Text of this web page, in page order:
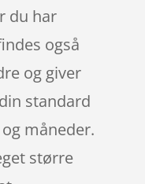
du har
også
og giver
standard
måneder.
større